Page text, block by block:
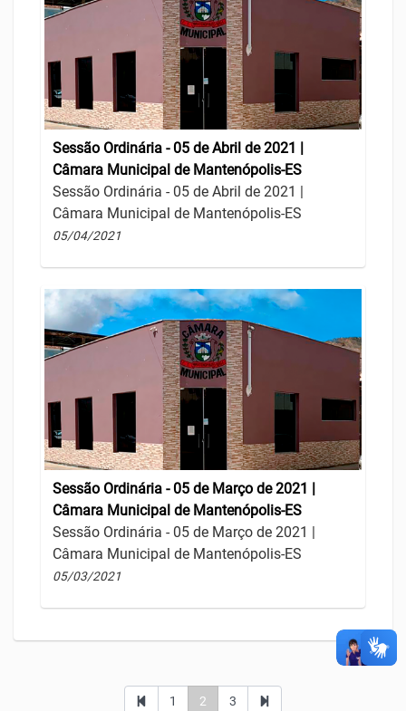
Sessão Ordinária - 05 de Abril de 2021 |
Câmara Municipal de Mantenópolis-ES
Sessão Ordinária - 05 de Abril de 2021 |
Câmara Municipal de Mantenópolis-ES
05/04/2021
Sessão Ordinária - 05 de Março de 2021 |
Câmara Municipal de Mantenópolis-ES
Sessão Ordinária - 05 de Março de 2021 |
Câmara Municipal de Mantenópolis-ES
05/03/2021
1 2 3